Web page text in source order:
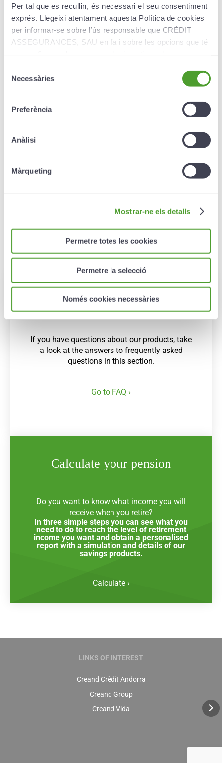
Per tal que es recullin, és necessari el seu consentiment
exprés. Llegeixi atentament aquesta Política de cookies
per informar-se sobre l’ús responsable que CRÈDIT
ASSEGURANCES, SAU en fa i sobre les opcions que té
Necessàries
Preferència
Anàlisi
Màrqueting
Mostrar-ne els detalls
Permetre totes les cookies
Permetre la selecció
Només cookies necessàries
Creand Insured Pensions
Creand Insured Pensions Plan allows you to save
FAQ
If you have questions about our products, take
a look at the answers to frequently asked
questions in this section.
Go to FAQ ›
Calculate your pension
Do you want to know what income you will
receive when you retire?
In three simple steps you can see what you
need to do to reach the level of retirement
income you want and obtain a personalised
report with a simulation and details of our
savings products.
Calculate ›
LINKS OF INTEREST
Creand Crèdit Andorra
Creand Group
Creand Vida